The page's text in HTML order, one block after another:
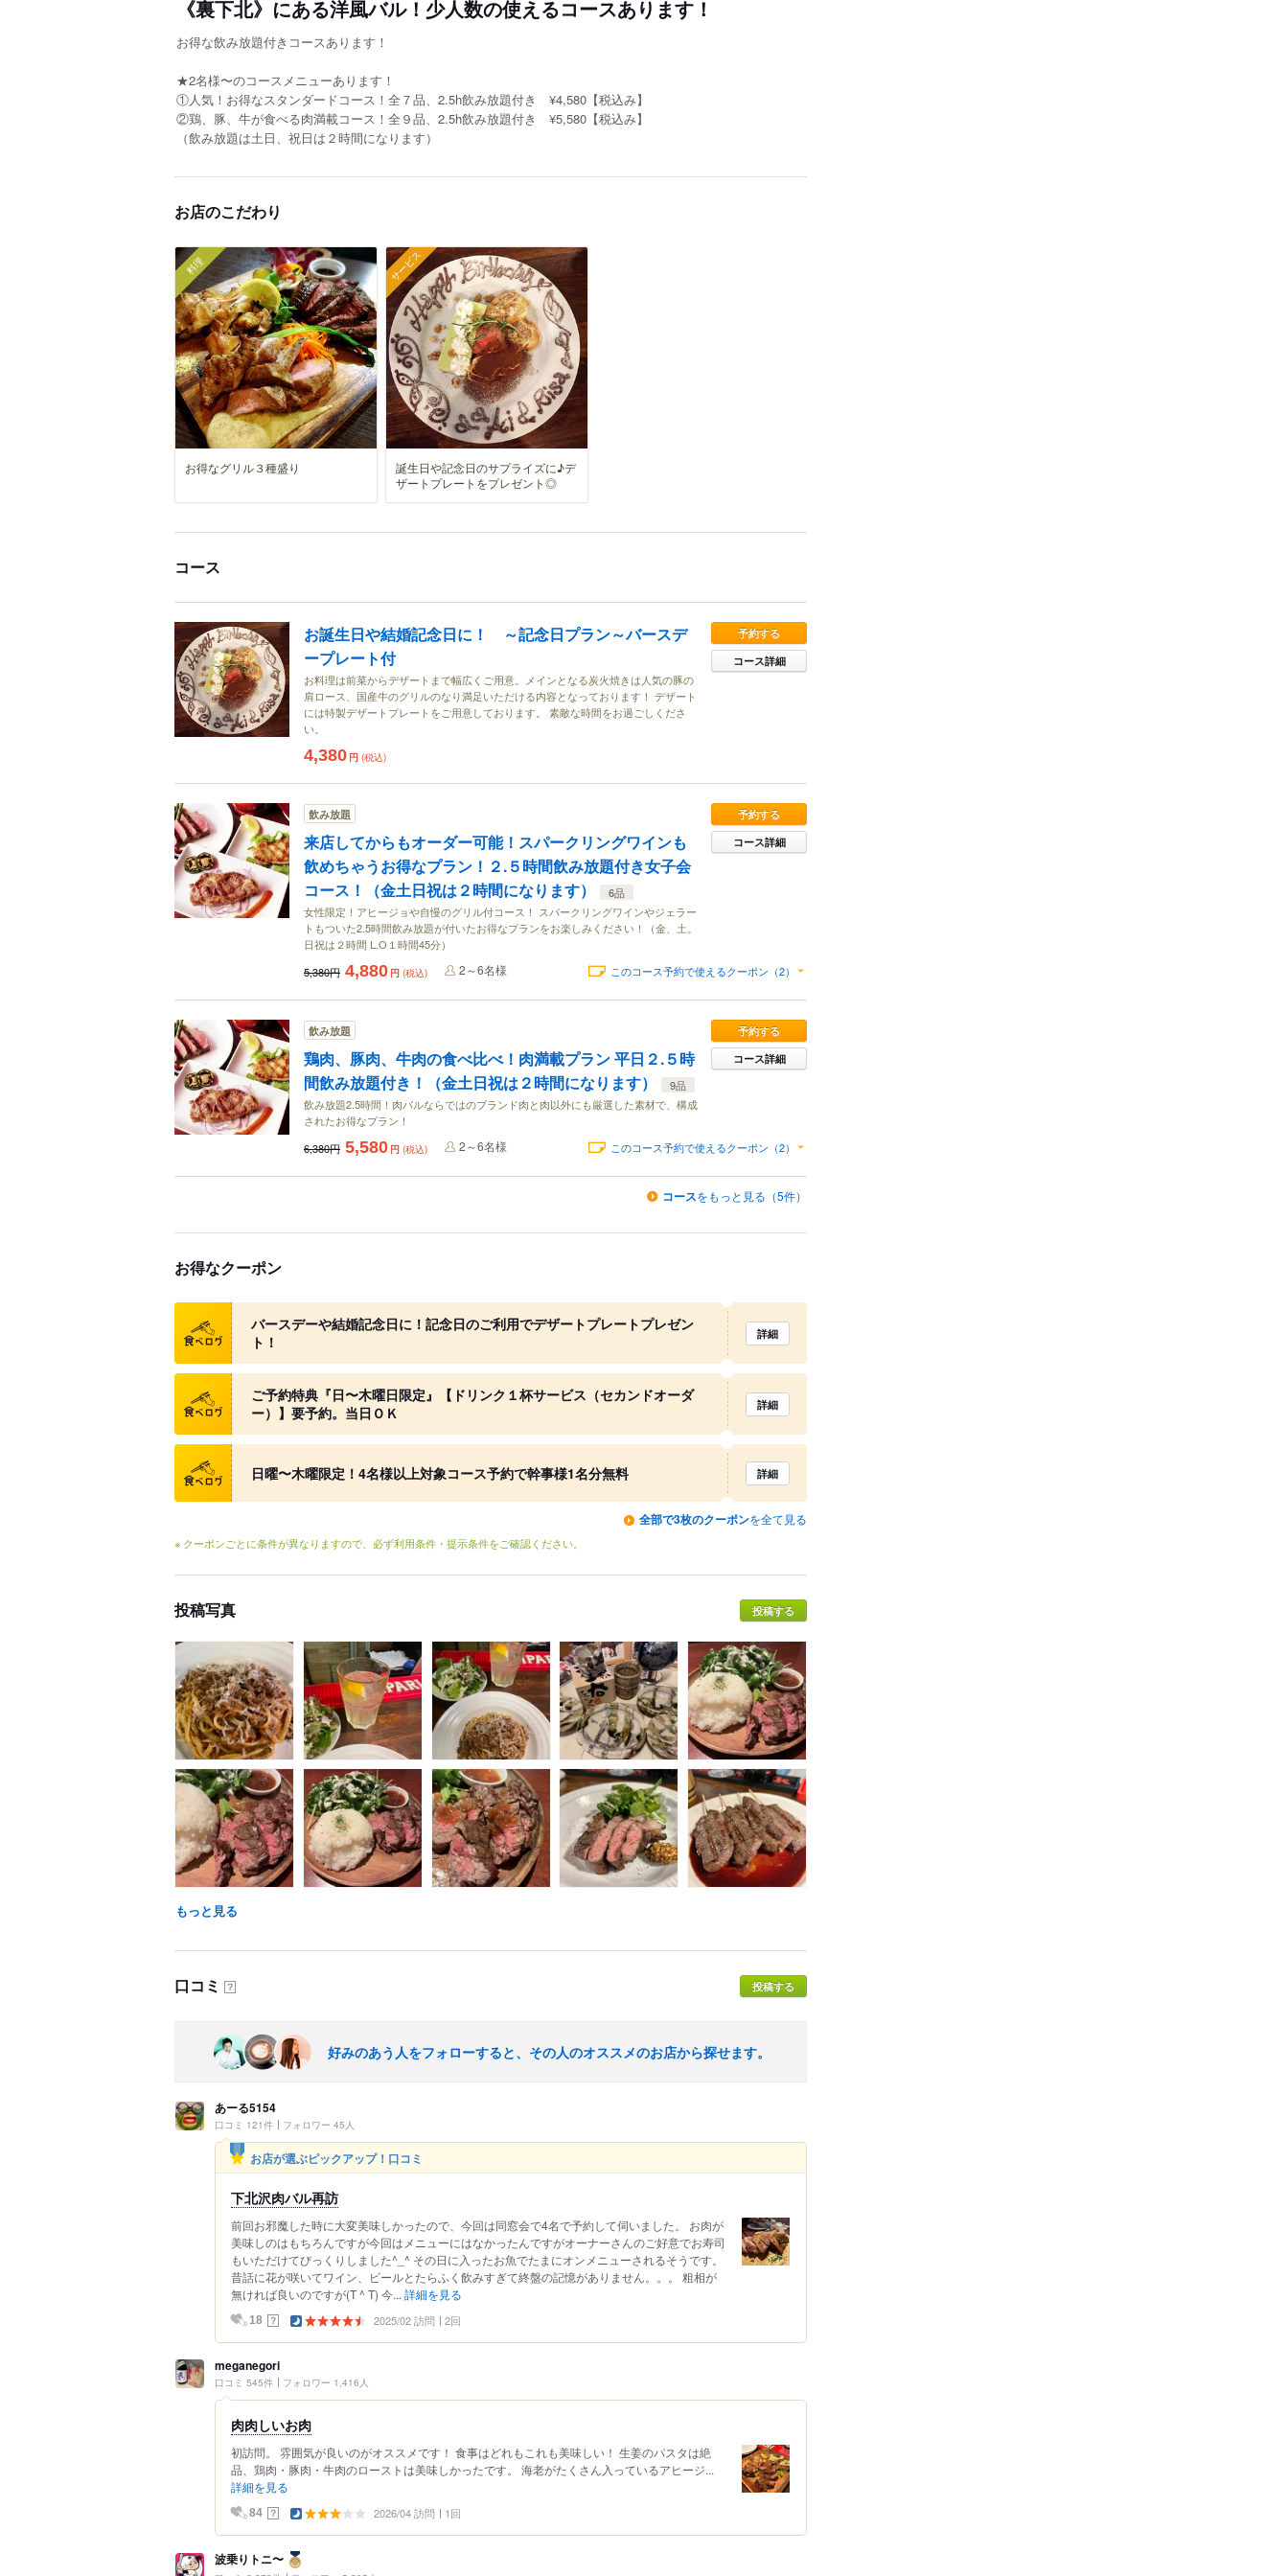
《裏下北》にある洋風バル！少人数の使えるコースあります！
お得な飲み放題付きコースあります！
★2名様〜のコースメニューあります！
①人気！お得なスタンダードコース！全７品、2.5h飲み放題付き ¥4,580【税込み】
②鶏、豚、牛が食べる肉満載コース！全９品、2.5h飲み放題付き ¥5,580【税込み】
（飲み放題は土日、祝日は２時間になります）
お店のこだわり
料理
お得なグリル３種盛り
サービス
誕生日や記念日のサプライズに♪デ
ザートプレートをプレゼント◎
コース
お誕生日や結婚記念日に！ ～記念日プラン～バースデ
ープレート付
お料理は前菜からデザートまで幅広くご用意。メインとなる炭火焼きは人気の豚の
肩ロース、国産牛のグリルのなり満足いただける内容となっております！ デザート
には特製デザートプレートをご用意しております。 素敵な時間をお過ごしくださ
い。
予約する
コース詳細
4,380 円 (税込)
飲み放題
来店してからもオーダー可能！スパークリングワインも
飲めちゃうお得なプラン！２.５時間飲み放題付き女子会
コース！（金土日祝は２時間になります）
6品
女性限定！アヒージョや自慢のグリル付コース！ スパークリングワインやジェラー
トもついた2.5時間飲み放題が付いたお得なプランをお楽しみください！（金、土。
日祝は２時間 L.O１時間45分）
予約する
コース詳細
5,380円 4,880 円 (税込) 2～6名様 このコース予約で使えるクーポン（2）
飲み放題
鶏肉、豚肉、牛肉の食べ比べ！肉満載プラン 平日２.５時
間飲み放題付き！（金土日祝は２時間になります）
9品
飲み放題2.5時間！肉バルならではのブランド肉と肉以外にも厳選した素材で、構成
されたお得なプラン！
予約する
コース詳細
6,380円 5,580 円 (税込) 2～6名様 このコース予約で使えるクーポン（2）
コースをもっと見る（5件）
お得なクーポン
クーポン
バースデーや結婚記念日に！記念日のご利用でデザートプレートプレゼン
ト！
詳細
クーポン
ご予約特典『日〜木曜日限定』【ドリンク１杯サービス（セカンドオーダ
ー）】要予約。当日ＯＫ
詳細
クーポン
日曜〜木曜限定！4名様以上対象コース予約で幹事様1名分無料 詳細
全部で3枚のクーポンを全て見る
※ クーポンごとに条件が異なりますので、必ず利用条件・提示条件をご確認ください。
投稿写真 投稿する
もっと見る
口コミ ？ 投稿する
好みのあう人をフォローすると、その人のオススメのお店から探せます。
あーる5154
口コミ 121件 フォロワー 45人
お店が選ぶピックアップ！口コミ
下北沢肉バル再訪
前回お邪魔した時に大変美味しかったので、今回は同窓会で4名で予約して伺いました。 お肉が
美味しのはもちろんですが今回はメニューにはなかったんですがオーナーさんのご好意でお寿司
もいただけてびっくりしました^_^ その日に入ったお魚でたまにオンメニューされるそうです。
昔話に花が咲いてワイン、ビールとたらふく飲みすぎて終盤の記憶がありません。。。 粗相が
無ければ良いのですが(T ^ T) 今... 詳細を見る
18 ？ 2025/02 訪問 2回
meganegori
口コミ 545件 フォロワー 1,416人
肉肉しいお肉
初訪問。 雰囲気が良いのがオススメです！ 食事はどれもこれも美味しい！ 生姜のパスタは絶
品、鶏肉・豚肉・牛肉のローストは美味しかったです。 海老がたくさん入っているアヒージ...
詳細を見る
84 ？ 2026/04 訪問 1回
波乗りトニ〜